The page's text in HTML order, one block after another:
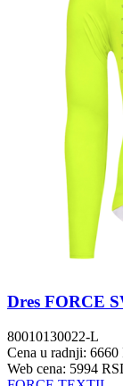
Dres FORCE
80010130022-L
Cena u radnji: 6660
Web cena: 5994